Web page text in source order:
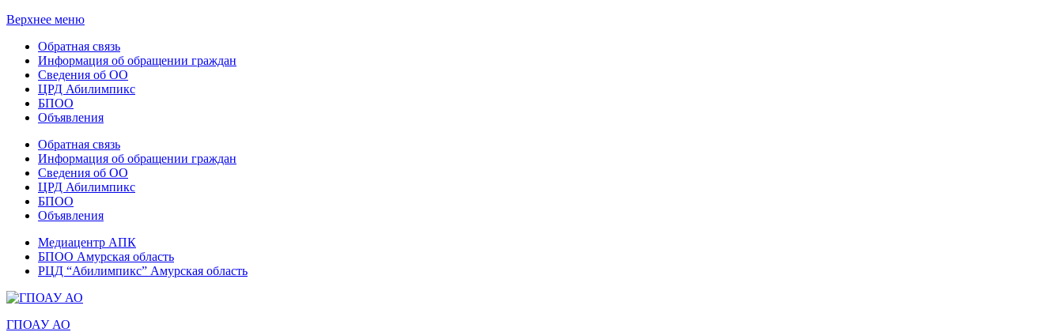
Верхнее меню
Обратная связь
Информация об обращении граждан
Сведения об ОО
ЦРД Абилимпикс
БПОО
Объявления
Обратная связь
Информация об обращении граждан
Сведения об ОО
ЦРД Абилимпикс
БПОО
Объявления
Медиацентр АПК
БПОО Амурская область
РЦД “Абилимпикс” Амурская область
ГПОАУ АО